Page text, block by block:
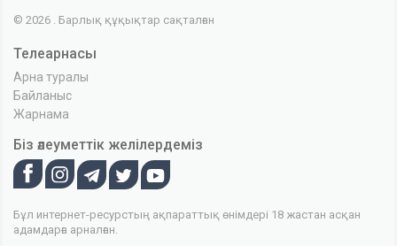
© 2026 . Барлық құқықтар сақталған
Телеарнасы
Арна туралы
Байланыс
Жарнама
Біз әлеуметтік желілердеміз
Бұл интернет-ресурстың ақпараттық өнімдері 18 жастан асқан
адамдарға арналған.